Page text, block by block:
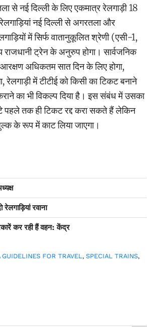
से नई दिल्ली के लिए एकमात्र रेलगाड़ी 18
रेलगाड़ियां नई दिल्ली से अगरतला और
में सिर्फ वातानुकूलित श्रेणी (एसी-1,
राजधानी ट्रेन के अनुरुप होगा। सार्वजनिक
अधिकतम सात दिन के लिए होगा,
में टीटीई को किसी का टिकट बनाने
का भी विकल्प दिया है। इस संबंध में उसका
पहले तक ही टिकट रद्द करा सकते हैं लेकिन
के रूप में काट लिया जाएगा।
रवाना
कर रही हैं वहन: केंद्र
GUIDELINES FOR TRAVEL,SPECIAL TRAINS,